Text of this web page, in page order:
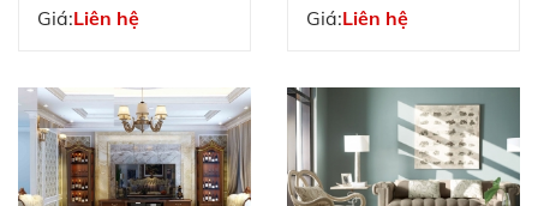
Giá:Liên hệ Giá:Liên hệ